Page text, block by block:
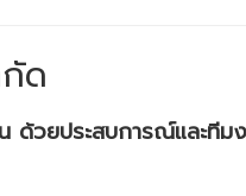
ด
ด้วยประสบการณ์และทีม